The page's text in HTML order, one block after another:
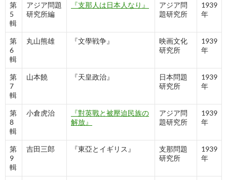
第
5
輯
アジア問題
研究所編
『支那人は日本人なり』
アジア問
題研究所
1939
年
第
6
輯
丸山熊雄 『文學戦争』
映画文化
研究所
1939
年
第
7
輯
山本饒 『天皇政治』
日本問題
研究所
1939
年
第
8
輯
小倉虎治
『對英戰と被壓迫民族の
解放』
アジア問
題研究所
1939
年
第
9
輯
吉田三郎 『東亞とイギリス』
支那問題
研究所
1939
年